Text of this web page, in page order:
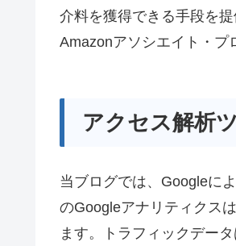
介料を獲得できる手段を
Amazonアソシエイト・プ
アクセス解析
当ブログでは、Googleに
のGoogleアナリティクス
ます。トラフィックデー